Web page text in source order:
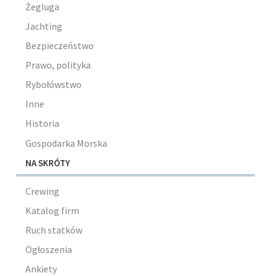
Żegluga
Jachting
Bezpieczeństwo
Prawo, polityka
Rybołówstwo
Inne
Historia
Gospodarka Morska
NA SKRÓTY
Crewing
Katalog firm
Ruch statków
Ogłoszenia
Ankiety